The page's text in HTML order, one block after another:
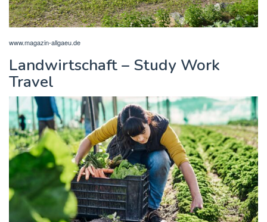
www.magazin-allgaeu.de
Landwirtschaft – Study Work
Travel